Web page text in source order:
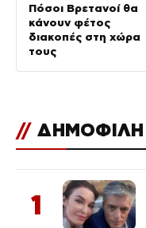
Πόσοι Βρετανοί θα
κάνουν φέτος
διακοπές στη χώρα
τους
// ΔΗΜΟΦΙΛΗ
1